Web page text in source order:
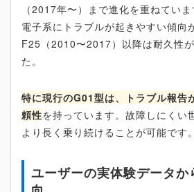
（2017年〜）まで進化を重ねてい
電子系にトラブルが起きやすい傾向
F25（2010〜2017）以降は耐久性
た。
特に現行のG01型は、トラブル報告
頼性を持っています。故障しにくい
より長く乗り続けることが可能です。
ユーザーの実体験データか